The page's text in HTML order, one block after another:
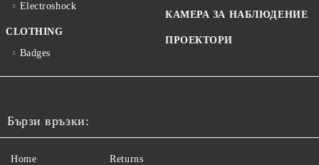
Electroshock
CLOTHING
Badges
КАМЕРА ЗА НАБЛЮДЕНИЕ
ПРОЕКТОРИ
Бързи връзки:
Home Returns